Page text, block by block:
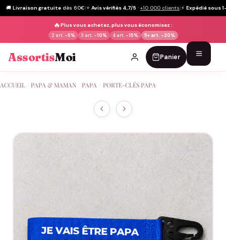
🚚 Livraison gratuite dès 60€|⭐ Avis vérifiés 4,7/5 · +10 000 clients|⚡ Expédié sous
🔥Plus vous achetez, plus vous économisez :
2 art. -5% 3 art. -10% 4 art. -15% 5+ art. -20%
AssortisMoi Panier
au
ACCUEIL PAPA & MAMAN PAPA PORTE-CLÉS PAPA